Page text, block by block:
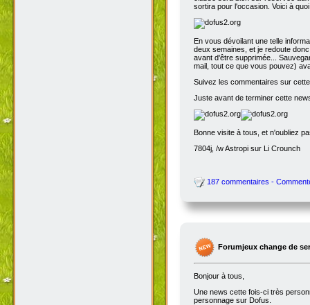
sortira pour l'occasion. Voici à
En vous dévoilant une telle
deux semaines, et je redoute
avant d'être supprimée...
mail, tout ce que vous pouvez)
Suivez les commentaires sur
Juste avant de terminer cette
Bonne visite à tous, et n'oubliez
7804j, /w Astropi sur Li Crounch
187 commentaires -
Forumjeux change de
Bonjour à tous,
Une news cette fois-ci très
personnage sur Dofus.